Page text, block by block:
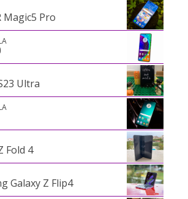
Magic5 Pro
Ultra
Fold 4
Galaxy Z Flip4